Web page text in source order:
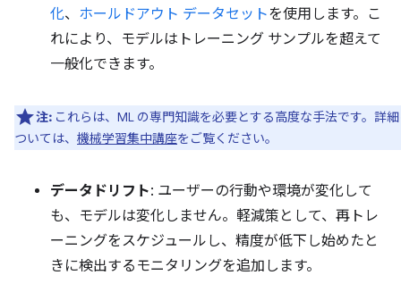
化、 ホールドアウト データセットを使用します。こ
れにより、モデルはトレーニング サンプルを超えて
一般化できます。
注: これらは、ML の専門知識を必要とする高度な手法です。詳
ついては、 機械学習集中講座をご覧ください。
データドリフト: ユーザーの行動や環境が変化して
も、モデルは変化しません。軽減策として、再トレ
ーニングをスケジュールし、精度が低下し始めたと
きに検出するモニタリングを追加します。